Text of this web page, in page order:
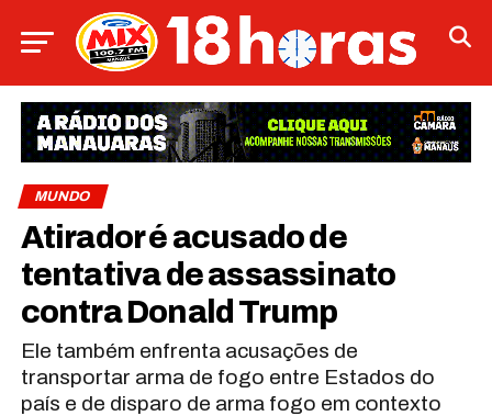
MUNDO
Atirador é acusado de
tentativa de assassinato
contra Donald Trump
Ele também enfrenta acusações de
transportar arma de fogo entre Estados do
país e de disparo de arma fogo em contexto